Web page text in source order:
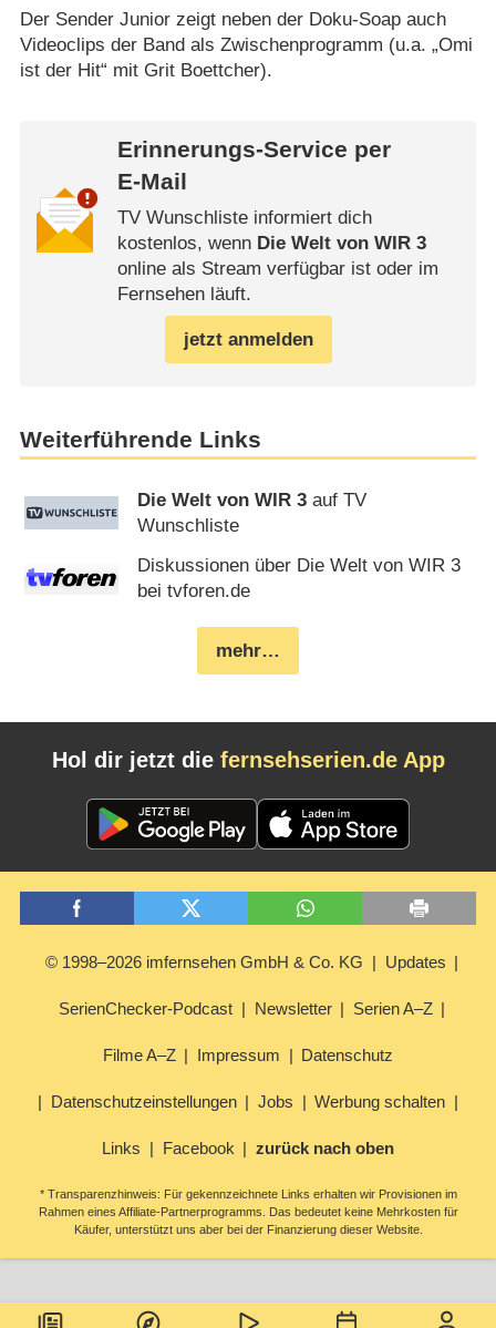
Der Sender Junior zeigt neben der Doku-Soap auch
Videoclips der Band als Zwischenprogramm (u.a. „Omi
ist der Hit“ mit Grit Boettcher).
Erinnerungs-Service per
E-Mail
TV Wunschliste informiert dich
kostenlos, wenn Die Welt von WIR 3
online als Stream verfügbar ist oder im
Fernsehen läuft.
jetzt anmelden
Weiterführende Links
Die Welt von WIR 3 auf TV
Wunschliste
Diskussionen über Die Welt von WIR 3
bei tvforen.de
mehr…
Hol dir jetzt die fernsehserien.de App
© 1998–2026 imfernsehen GmbH & Co. KG Updates
SerienChecker-Podcast Newsletter Serien A–Z
Filme A–Z Impressum Datenschutz
Datenschutzeinstellungen Jobs Werbung schalten
Links Facebook zurück nach oben
* Transparenzhinweis: Für gekennzeichnete Links erhalten wir Provisionen im
Rahmen eines Affiliate-Partnerprogramms. Das bedeutet keine Mehrkosten für
Käufer, unterstützt uns aber bei der Finanzierung dieser Website.